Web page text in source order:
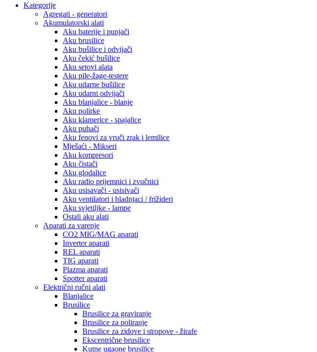
Kategorije
Agregati - generatori
Akumulatorski alati
Aku baterije i punjači
Aku brusilice
Aku bušilice i odvijači
Aku čekić bušilice
Aku setovi alata
Aku pile-žage-testere
Aku udarne bušilice
Aku udarni odvijači
Aku blanjalice - blanje
Aku polirke
Aku klamerice - spajalice
Aku puhači
Aku fenovi za vruči zrak i lemilice
Mješaći - Mikseri
Aku kompresori
Aku čistači
Aku glodalice
Aku radio prijemnici i zvučnici
Aku usisavači - usisivači
Aku ventilatori i hladnjaci / frižideri
Aku svjetiljke - lampe
Ostali aku alati
Aparati za varenje
CO2 MIG/MAG aparati
Inverter aparati
REL aparati
TIG aparati
Plazma aparati
Spotter aparati
Električni ručni alati
Blanjalice
Brusilice
Brusilice za graviranje
Brusilice za poliranje
Brusilice za zidove i stropove - žirafe
Ekscentrične brusilice
Kutne ugaone brusilice